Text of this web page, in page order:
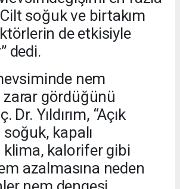
soğuk ve birtakım
de etkisiyle
dedi.
nem
gördüğünü
Dr. Yıldırım, “Açık
kapalı
klima, kalorifer gibi
azalmasına neden